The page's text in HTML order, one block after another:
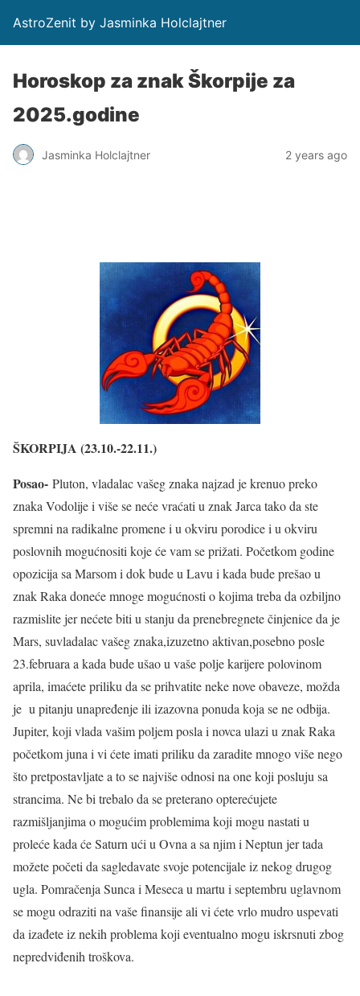
AstroZenit by Jasminka Holclajtner
Horoskop za znak Škorpije za
2025.godine
Jasminka Holclajtner 2 years ago
ŠKORPIJA (23.10.-22.11.)
Posao- Pluton, vladalac vašeg znaka najzad je krenuo preko
znaka Vodolije i više se neće vraćati u znak Jarca tako da ste
spremni na radikalne promene i u okviru porodice i u okviru
poslovnih mogućnositi koje će vam se prižati. Početkom godine
opozicija sa Marsom i dok bude u Lavu i kada bude prešao u
znak Raka doneće mnoge mogućnosti o kojima treba da ozbiljno
razmislite jer nećete biti u stanju da prenebregnete činjenice da je
Mars, suvladalac vašeg znaka,izuzetno aktivan,posebno posle
23.februara a kada bude ušao u vaše polje karijere polovinom
aprila, imaćete priliku da se prihvatite neke nove obaveze, možda
je u pitanju unapređenje ili izazovna ponuda koja se ne odbija.
Jupiter, koji vlada vašim poljem posla i novca ulazi u znak Raka
početkom juna i vi ćete imati priliku da zaradite mnogo više nego
što pretpostavljate a to se najviše odnosi na one koji posluju sa
strancima. Ne bi trebalo da se preterano opterećujete
razmišljanjima o mogućim problemima koji mogu nastati u
proleće kada će Saturn ući u Ovna a sa njim i Neptun jer tada
možete početi da sagledavate svoje potencijale iz nekog drugog
ugla. Pomračenja Sunca i Meseca u martu i septembru uglavnom
se mogu odraziti na vaše finansije ali vi ćete vrlo mudro uspevati
da izađete iz nekih problema koji eventualno mogu iskrsnuti zbog
nepredviđenih troškova.